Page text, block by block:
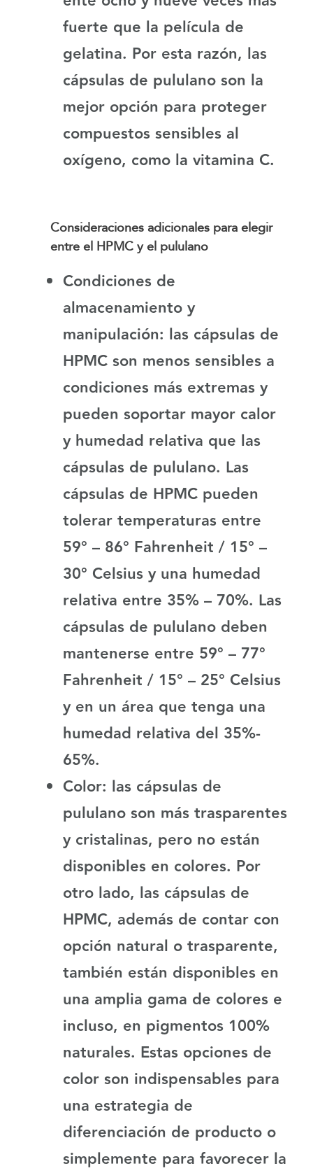
fuerte que la película de
gelatina. Por esta razón, las
cápsulas de pululano son la
mejor opción para proteger
compuestos sensibles al
oxígeno, como la vitamina C.
Consideraciones adicionales para elegir
entre el HPMC y el pululano
Condiciones de
almacenamiento y
manipulación: las cápsulas de
HPMC son menos sensibles a
condiciones más extremas y
pueden soportar mayor calor
y humedad relativa que las
cápsulas de pululano. Las
cápsulas de HPMC pueden
tolerar temperaturas entre
59° – 86° Fahrenheit / 15° –
30° Celsius y una humedad
relativa entre 35% – 70%. Las
cápsulas de pululano deben
mantenerse entre 59° – 77°
Fahrenheit / 15° – 25° Celsius
y en un área que tenga una
humedad relativa del 35%-
65%.
Color: las cápsulas de
pululano son más trasparentes
y cristalinas, pero no están
disponibles en colores. Por
otro lado, las cápsulas de
HPMC, además de contar con
opción natural o trasparente,
también están disponibles en
una amplia gama de colores e
incluso, en pigmentos 100%
naturales. Estas opciones de
color son indispensables para
una estrategia de
diferenciación de producto o
simplemente para favorecer la